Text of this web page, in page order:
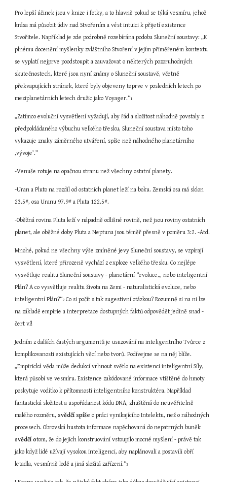
Pro lepší účinek jsou v knize i fotky, a to hlavně pokud se týká vesmíru, jehož
krása má působit údiv nad Stvořením a vést intuici k přijetí existence
Stvořitele. Například je zde podrobně rozebírána podoba Sluneční soustavy: „K
plnému docenění myšlenky zvláštního Stvoření v jejím přiměřeném kontextu
se vyplatí nejprve poodstoupit a zauvažovat o některých pozoruhodných
skutečnostech, které jsou nyní známy o Sluneční soustavě, včetně
překvapujících stránek, které byly objeveny teprve v posledních letech po
meziplanetárních letech družic jako Voyager.“1
„Zatímco evoluční vysvětlení vyžadují, aby řád a složitost náhodně povstaly z
předpokládaného výbuchu velkého třesku, Sluneční soustava místo toho
vykazuje znaky záměrného utváření, spíše než náhodného planetárního
‚vývoje’.”
-Venuše rotuje na opačnou stranu než všechny ostatní planety.
-Uran a Pluto na rozdíl od ostatních planet leží na boku. Zemská osa má sklon
23.5#, osa Uranu 97.9# a Pluta 122.5#.
-Oběžná rovina Pluta leží v nápadně odlišné rovině, než jsou roviny ostatních
planet, ale oběžné doby Pluta a Neptuna jsou téměř přesně v poměru 3:2. -Atd.
Mnohé, pokud ne všechny výše zmíněné jevy Sluneční soustavy, se vzpírají
vysvětlení, které přirozeně vychází z exploze velkého třesku. Co nejlépe
vysvětluje realitu Sluneční soustavy - planetární “evoluce„, nebo inteligentní
Plán? A co vysvětluje realitu života na Zemi - naturalistická evoluce, nebo
inteligentní Plán?“2 Co si počít s tak sugestivní otázkou? Rozumně si na ni lze
na základě empirie a interpretace dostupných faktů odpovědět jedině snad -
čert ví!
Jedním z dalších častých argumentů je usuzování na inteligentního Tvůrce z
komplikovanosti existujících věcí nebo tvorů. Podívejme se na něj blíže.
„Empirická věda může dedukcí vrhnout světlo na existenci inteligentní Síly,
která působí ve vesmíru. Existence zakódované informace vtištěné do hmoty
poskytuje vodítko k přítomnosti inteligentního konstruktéra. Například
fantastická složitost a uspořádanost kódu DNA, zhuštěná do neuvěřitelně
malého rozměru, svědčí spíše o práci vynikajícího Intelektu, než o náhodných
svědčí otom, že do jejich konstruování vstoupilo mocné myšlení - právě tak
jako když lidé užívají vysokou inteligenci, aby naplánovali a postavili obří
letadla, vesmírně lodě a jiná složitá zařízení.“3